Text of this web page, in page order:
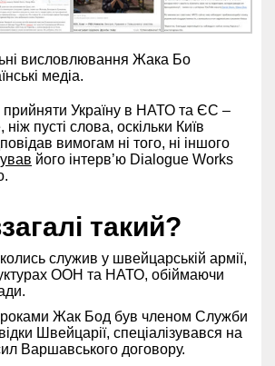
висловлювання Жака Бо
медіа.
прийняти Україну в НАТО та ЄС –
пусті слова, оскільки Київ
вимогам ні того, ні іншого
його інтерв’ю Dialogue Works
такий?
служив у швейцарській армії,
ООН та НАТО, обіймаючи
роками Жак Бод був членом Служби
Швейцарії, спеціалізувався на
Варшавського договору.